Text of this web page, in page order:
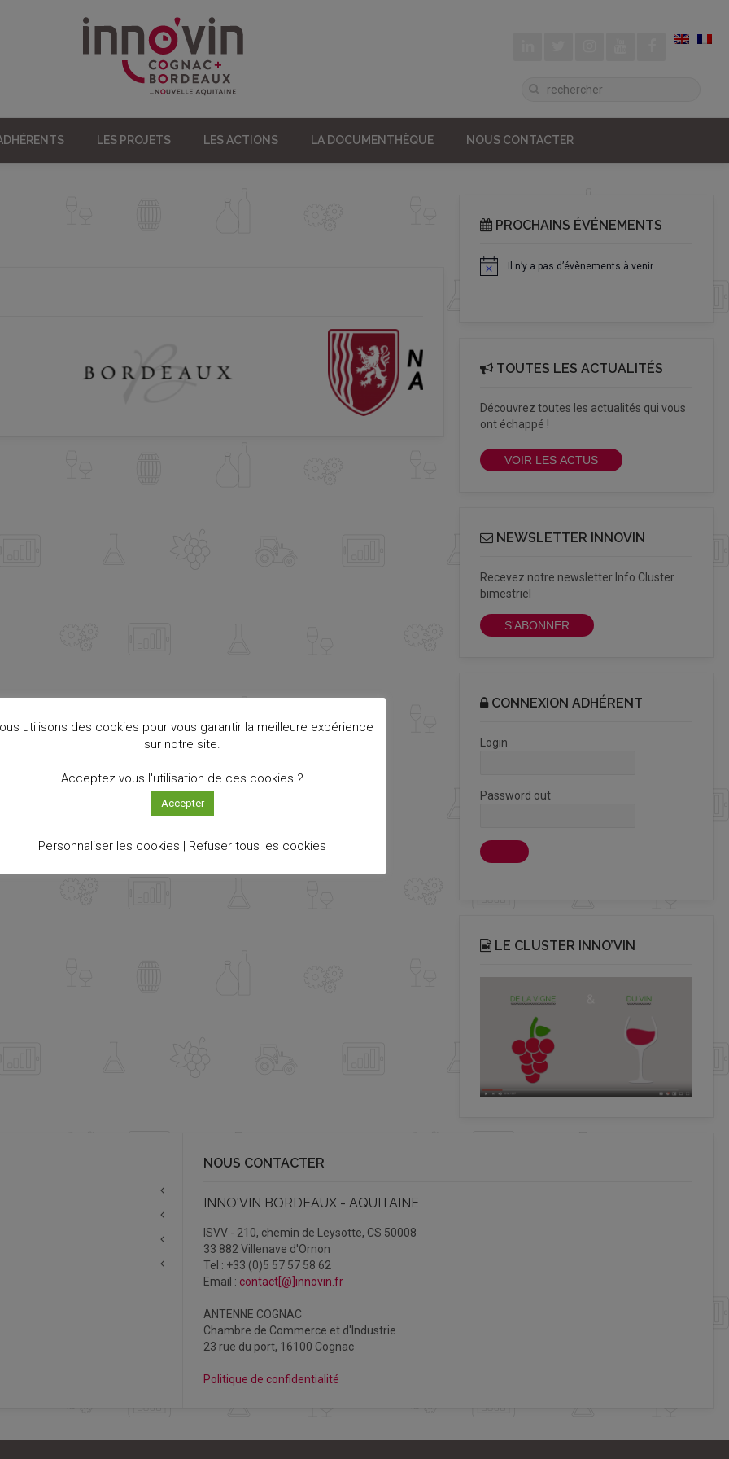
LES PROJETS LES ACTIONS LA DOCUMENTHÈQUE NOUS CONTACTER
PROCHAINS ÉVÉNEMENTS
Notice Il n’y a pas d’évènements à venir.
TOUTES LES ACTUALITÉS
Découvrez toutes les actualités qui vous
ont échappé !
VOIR LES ACTUS
NEWSLETTER INNOVIN
Recevez notre newsletter Info Cluster
bimestriel
S'ABONNER
CONNEXION ADHÉRENT
Login
Password out
LE CLUSTER INNO’VIN
NOUS CONTACTER
INNO'VIN BORDEAUX - AQUITAINE
ISVV - 210, chemin de Leysotte, CS 50008
33 882 Villenave d'Ornon
Tel : +33 (0)5 57 57 58 62
Email : contact[@]innovin.fr
ANTENNE COGNAC
Chambre de Commerce et d'Industrie
23 rue du port, 16100 Cognac
Politique de confidentialité
utilisons des cookies pour vous garantir la meilleure expérience
sur notre site.
Acceptez vous l'utilisation de ces cookies ?
Accepter
Personnaliser les cookies | Refuser tous les cookies